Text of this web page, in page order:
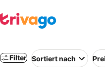
Filter Sortiert nach